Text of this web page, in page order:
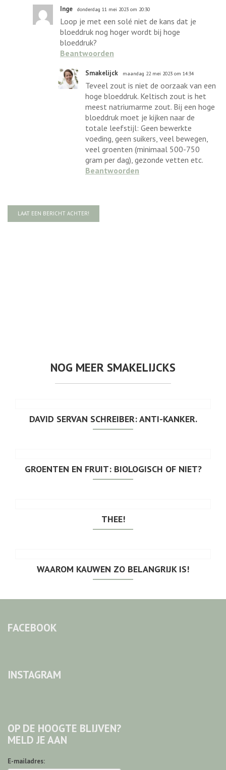
Inge donderdag 11 mei 2023 om 20:30
Loop je met een solé niet de kans dat je
bloeddruk nog hoger wordt bij hoge
bloeddruk?
Beantwoorden
Smakelijck maandag 22 mei 2023 om 14:34
Teveel zout is niet de oorzaak van een
hoge bloeddruk. Keltisch zout is het
meest natriumarme zout. Bij een hoge
bloeddruk moet je kijken naar de
totale leefstijl: Geen bewerkte
voeding, geen suikers, veel bewegen,
veel groenten (minimaal 500-750
gram per dag), gezonde vetten etc.
Beantwoorden
LAAT EEN BERICHT ACHTER!
NOG MEER SMAKELIJCKS
DAVID SERVAN SCHREIBER: ANTI-KANKER.
GROENTEN EN FRUIT: BIOLOGISCH OF NIET?
THEE!
WAAROM KAUWEN ZO BELANGRIJK IS!
FACEBOOK
INSTAGRAM
OP DE HOOGTE BLIJVEN?
MELD JE AAN
E-mailadres: